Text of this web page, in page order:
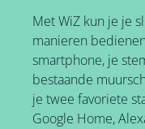
Met WiZ kun je je
manieren
smartphone, je
bestaande
je twee favoriete
Google Home,